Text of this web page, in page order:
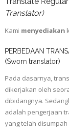
Translator)
Kami menyediakan
PERBEDAAN
(Sworn translator)
Pada dasarnya,
dikerjakan oleh
dibidangnya.
adalah pengerjaan
yang telah